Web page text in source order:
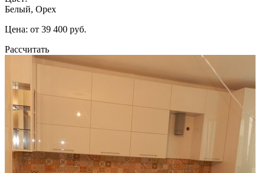
Белый, Орех
Цена: от 39 400 руб.
Рассчитать